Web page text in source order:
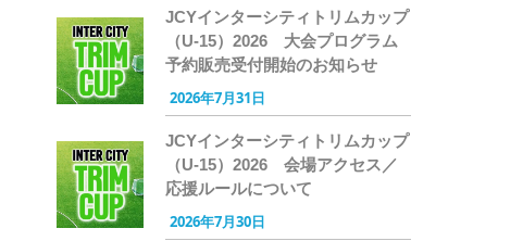
JCYインターシティトリムカップ
（U-15）2026 大会プログラム
予約販売受付開始のお知らせ
2026年7月31日
JCYインターシティトリムカップ
（U-15）2026 会場アクセス／
応援ルールについて
2026年7月30日